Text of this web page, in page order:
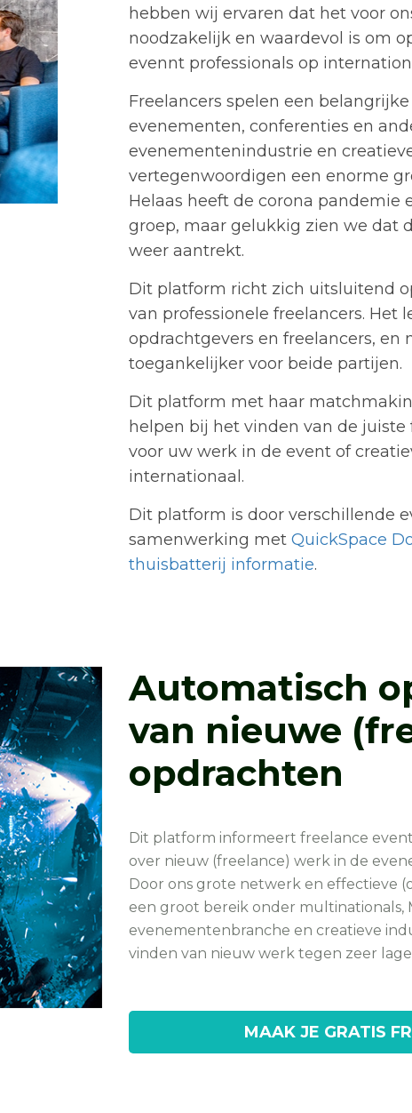
hebben wij ervaren dat het voor
noodzakelijk en waardevol is om
evennt professionals op
Freelancers spelen een
evenementen, conferenties en
evenementenindustrie en
vertegenwoordigen een enorme
Helaas heeft de corona pandemie
groep, maar gelukkig zien we dat
weer aantrekt.
Dit platform richt zich uitsluitend
van professionele freelancers. Het
opdrachtgevers en freelancers,
toegankelijker voor beide partijen.
Dit platform met haar
helpen bij het vinden van de
voor uw werk in de event of
internationaal.
Dit platform is door verschillende
samenwerking met QuickSpace
thuisbatterij informatie.
Automatisch
van nieuwe
opdrachten
Dit platform informeert freelance
over nieuw (freelance) werk in de
Door ons grote netwerk en effectieve
een groot bereik onder multinationals,
evenementenbranche en creatieve
vinden van nieuw werk tegen zeer
MAAK JE GRATIS